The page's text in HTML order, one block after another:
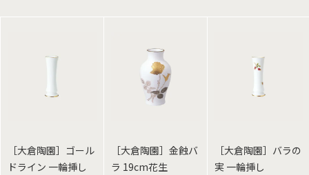
［大倉陶園］ゴール
ドライン 一輪挿し
［大倉陶園］金蝕バ
ラ 19cm花生
［大倉陶園］バラの
実 一輪挿し